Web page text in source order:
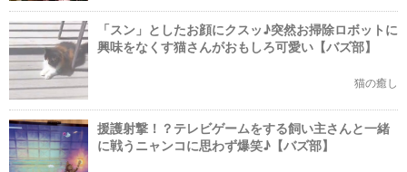
「スン」としたお顔にクスッ♪突然お掃除ロボットに
興味をなくす猫さんがおもしろ可愛い【バズ部】
猫の癒し
援護射撃！？テレビゲームをする飼い主さんと一緒
に戦うニャンコに思わず爆笑♪【バズ部】